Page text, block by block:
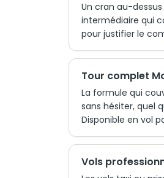
Un cran au-
intermédiaire qui
pour justifier le
Tour complet
La formule qui
sans hésiter, quel
Disponible en vol
Vols